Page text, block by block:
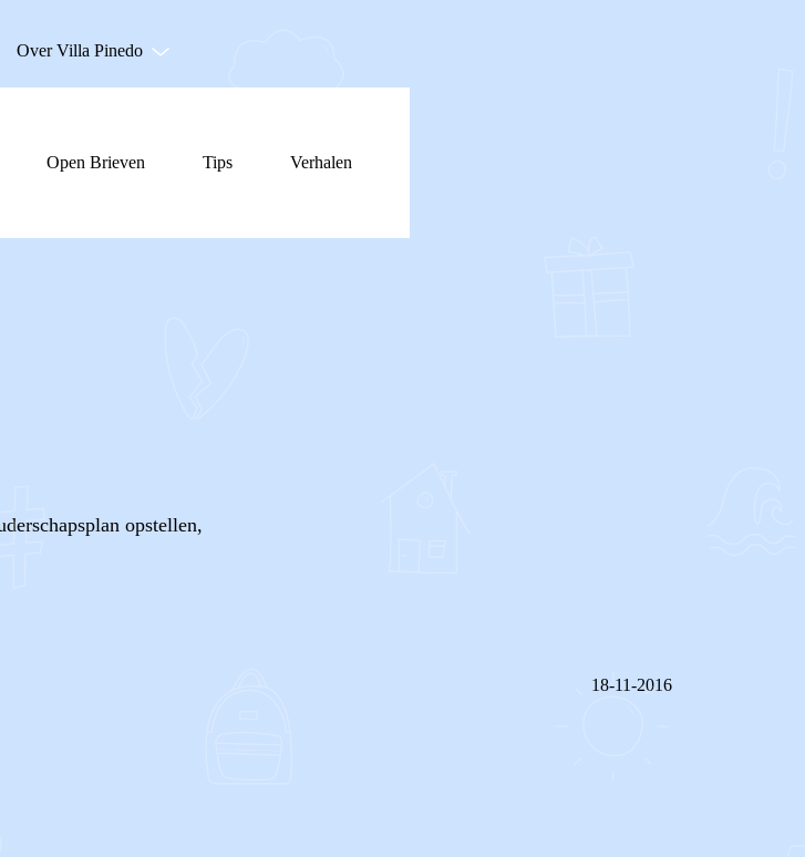
Over Villa Pinedo
Open Brieven Tips Verhalen
opstellen,
18-11-2016